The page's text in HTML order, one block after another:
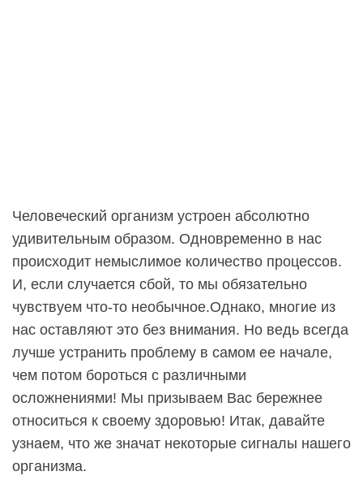
Человеческий организм устроен абсолютно
удивительным образом. Одновременно в нас
происходит немыслимое количество процессов.
И, если случается сбой, то мы обязательно
чувствуем что-то необычное.Однако, многие из
нас оставляют это без внимания. Но ведь всегда
лучше устранить проблему в самом ее начале,
чем потом бороться с различными
осложнениями! Мы призываем Вас бережнее
относиться к своему здоровью! Итак, давайте
узнаем, что же значат некоторые сигналы нашего
организма.